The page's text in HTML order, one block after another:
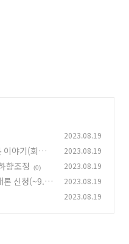
2023.08.19
이야기(회차
2023.08.19
향조정 (0) 2023.08.19
론 신청(~9.2
2023.08.19
2023.08.19